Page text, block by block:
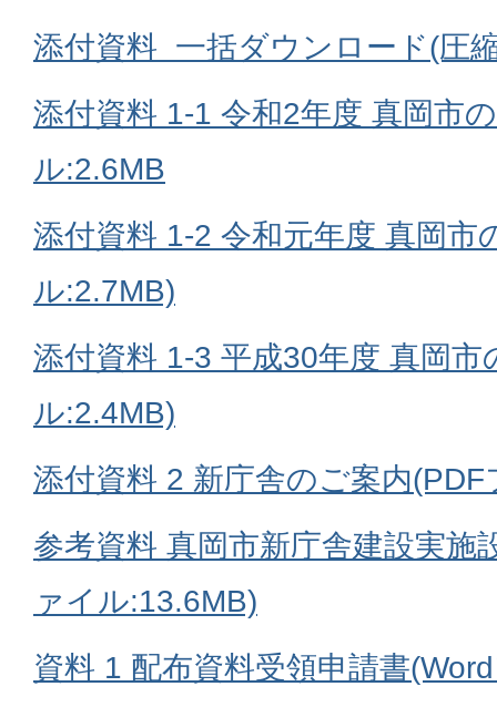
添付資料 一括ダウンロード(圧
添付資料 1-1 令和2年度 真岡市
ル:2.6MB
添付資料 1-2 令和元年度 真岡市
ル:2.7MB)
添付資料 1-3 平成30年度 真岡
ル:2.4MB)
添付資料 2 新庁舎のご案内
参考資料 真岡市新庁舎建設実施
ァイル:13.6MB)
資料 1 配布資料受領申請書